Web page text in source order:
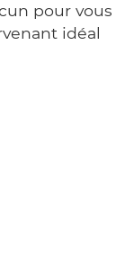
pour vous
idéal